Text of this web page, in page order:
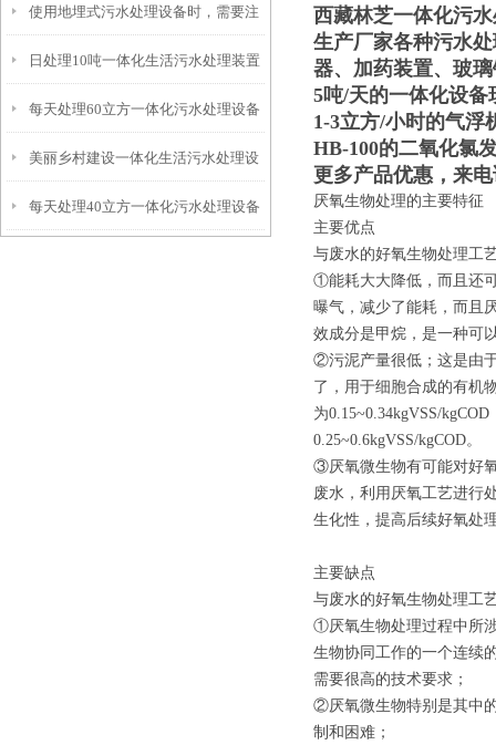
使用地埋式污水处理设备时，需要注
意以下事项
日处理10吨一体化生活污水处理装置
每天处理60立方一体化污水处理设备
美丽乡村建设一体化生活污水处理设
备
每天处理40立方一体化污水处理设备
西藏林芝一体化污
生产厂家各种污水
器、加药装置、玻
5吨/天的一体化设备
1-3立方/小时的气浮
HB-100的二氧化氯
更多产品优惠，来
厌氧生物处理的主要特征
主要优点
与废水的好氧生物处理工
①能耗大大降低，而且还
曝气，减少了能耗，而且
效成分是甲烷，是一种可
②污泥产量很低；这是由
了，用于细胞合成的有机
为0.15~0.34kgVSS/
0.25~0.6kgVSS/kgCOD。
③厌氧微生物有可能对好
废水，利用厌氧工艺进行
生化性，提高后续好氧处
主要缺点
与废水的好氧生物处理工
①厌氧生物处理过程中所
生物协同工作的一个连续
需要很高的技术要求；
②厌氧微生物特别是其中
制和困难；